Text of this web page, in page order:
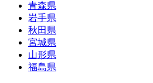
青森県
岩手県
秋田県
宮城県
山形県
福島県